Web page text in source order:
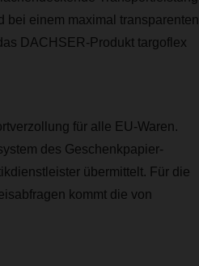
bei einem maximal transparenten
DACHSER-Produkt targoflex
für alle EU-Waren.
des Geschenkpapier-
übermittelt. Für die
kommt die von